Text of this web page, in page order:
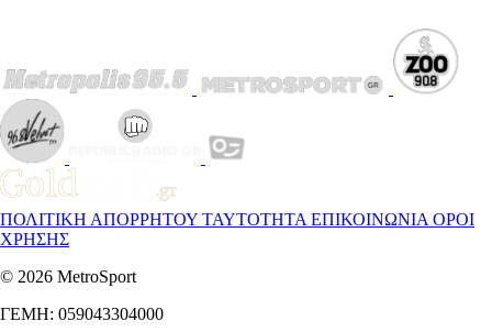
ΠΟΛΙΤΙΚΗ ΑΠΟΡΡΗΤΟΥ ΤΑΥΤΟΤΗΤΑ ΕΠΙΚΟΙΝΩΝΙΑ ΟΡΟΙ
ΧΡΗΣΗΣ
© 2026 MetroSport
ΓΕΜΗ: 059043304000